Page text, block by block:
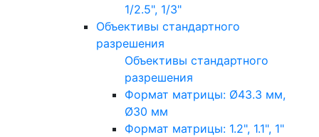
1/2.5", 1/3"
Объективы стандартного
разрешения
Объективы стандартного
разрешения
Формат матрицы: Ø43.3 мм,
Ø30 мм
Формат матрицы: 1.2", 1.1", 1"